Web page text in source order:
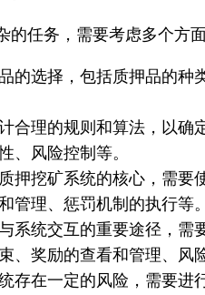
任务，需要考虑多个方
的选择，包括质押品的
合理的规则和算法，以
、风险控制等。
押挖矿系统的核心，需要
管理、惩罚机制的执行等。
系统交互的重要途径，需
、奖励的查看和管理、风
存在一定的风险，需要进